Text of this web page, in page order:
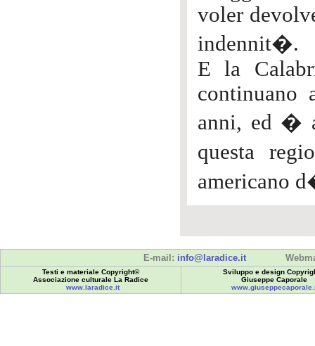
voler
indennit�.
E la
continuano
anni, ed �
questa
americano
E-mail: info@laradice.it
Testi e materiale Copyright©
Associazione culturale La Radice
www.laradice.it
Sviluppo e design
Giuseppe Caporale